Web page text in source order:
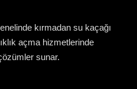
kırmadan su kaçağı
açma hizmetlerinde
sunar.